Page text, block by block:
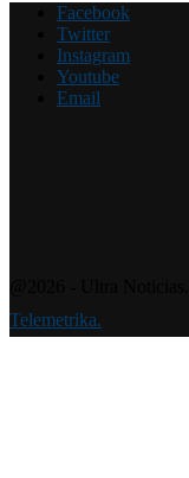
Facebook
Twitter
Instagram
Youtube
Email
Telemetrika.